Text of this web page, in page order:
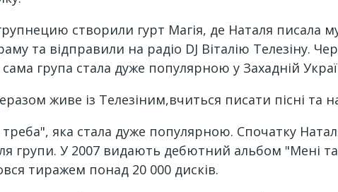
створили гурт Магія, де Наталя
та відправили на радіо DJ Віталію Телезіну.
група стала дуже популярною у Захадній
живе із Телезіним,вчиться писати пісні та
яка стала дуже популярною. Спочатку
групи. У 2007 видають дебютний альбом "Мені
тиражем понад 20 000 дисків.